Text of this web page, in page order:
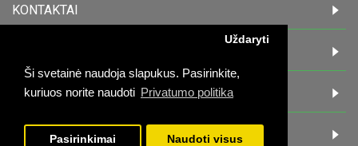
Ši svetainė naudoja slapukus. Pasirinkite,
kuriuos norite naudoti Privatumo politika
Uždaryti
Pasirinkimai Naudoti visus
KONTAKTAI
PIRKĖJAMS
DARBO LAIKAS: